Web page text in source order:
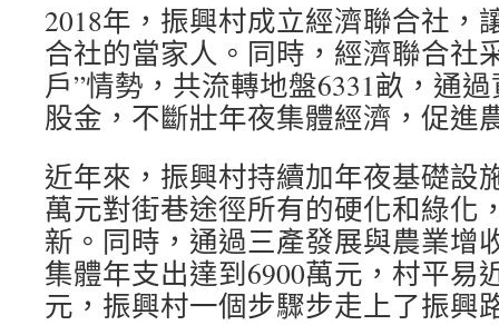
2018年，振興村成立經濟聯合社，
合社的當家人。同時，經濟聯合社
戶”情勢，共流轉地盤6331畝，通
股金，不斷壯年夜集體經濟，促進
近年來，振興村持續加年夜基礎設
萬元對街巷途徑所有的硬化和綠化
新。同時，通過三產發展與農業增
集體年支出達到6900萬元，村平易
元，振興村一個步驟步走上了振興